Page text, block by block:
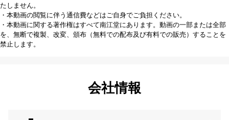
たしません。
・本動画の閲覧に伴う通信費などはご自身でご負担ください。
・本動画に関する著作権はすべて南江堂にあります。動画の一部または全部
を、無断で複製、改変、頒布（無料での配布及び有料での販売）することを
禁止します。
会社情報